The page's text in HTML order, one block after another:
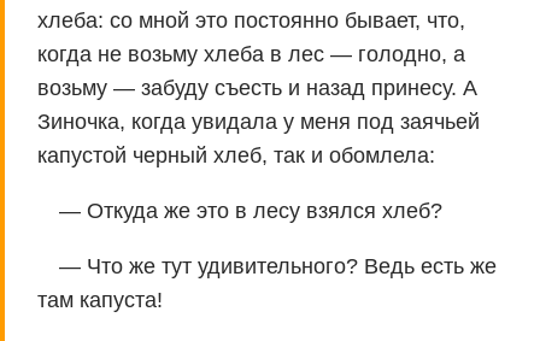
хлеба: со мной это постоянно бывает, что,
когда не возьму хлеба в лес — голодно, а
возьму — забуду съесть и назад принесу. А
Зиночка, когда увидала у меня под заячьей
капустой черный хлеб, так и обомлела:
— Откуда же это в лесу взялся хлеб?
— Что же тут удивительного? Ведь есть же
там капуста!